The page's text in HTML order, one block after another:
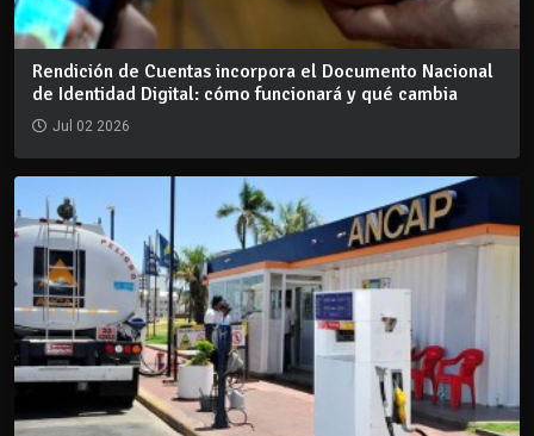
Rendición de Cuentas incorpora el Documento Nacional
de Identidad Digital: cómo funcionará y qué cambia
Jul 02 2026